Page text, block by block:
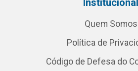
Institucional
Quem Somos
Política de
Código de Defesa do